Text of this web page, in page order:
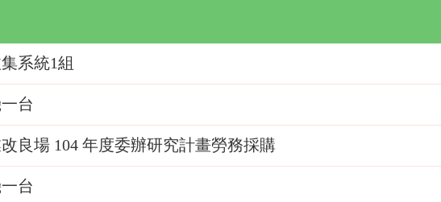
系統1組
台
良場 104 年度委辦研究計畫勞務採購
台